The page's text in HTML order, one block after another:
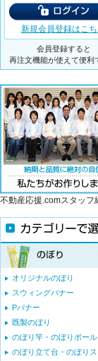
新規会員登録はこち
会員登録すると
再注文機能が使えて便利
不動産応援.comスタッフ
オリジナルのぼり
スウィングバナー
Pバナー
既製のぼり
のぼり竿・のぼりポール
のぼり立て台・のぼり